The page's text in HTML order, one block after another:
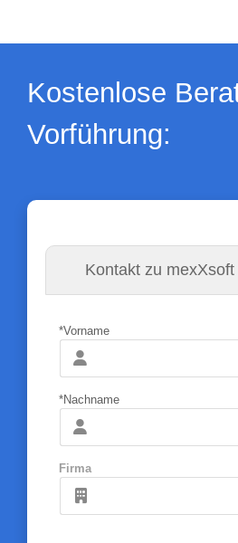
Kostenlose
Vorführung:
Kontakt zu mexXsoft
*Vorname
*Nachname
Firma